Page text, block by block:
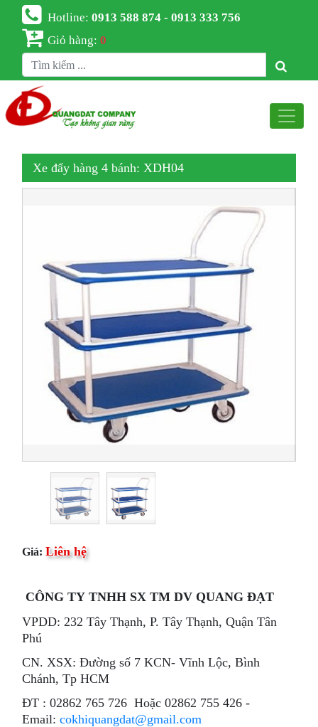
Hotline:0913 588 874 - 0913 333 756
Giỏ hàng:0
Xe đẩy hàng 4 bánh: XDH04
Giá: Liên hệ
CÔNG TY TNHH SX TM DV QUANG ĐẠT
VPDD: 232 Tây Thạnh, P. Tây Thạnh, Quận Tân
Phú
CN. XSX: Đường số 7 KCN- Vĩnh Lộc, Bình
Chánh, Tp HCM
ÐT : 02862 765 726 Hoặc 02862 755 426 -
Email:cokhiquangdat@gmail.com